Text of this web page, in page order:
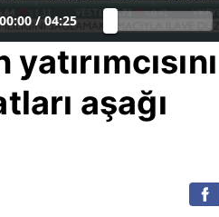
00:00 / 04:25
aşağı